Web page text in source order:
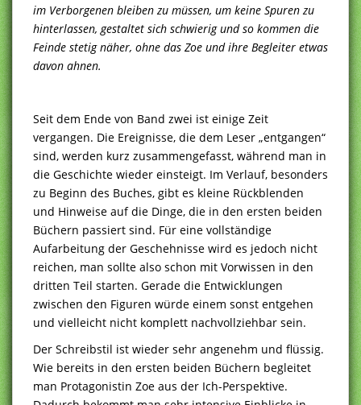
im Verborgenen bleiben zu müssen, um keine Spuren zu
hinterlassen, gestaltet sich schwierig und so kommen die
Feinde stetig näher, ohne das Zoe und ihre Begleiter etwas
davon ahnen.
Seit dem Ende von Band zwei ist einige Zeit
vergangen. Die Ereignisse, die dem Leser „entgangen“
sind, werden kurz zusammengefasst, während man in
die Geschichte wieder einsteigt. Im Verlauf, besonders
zu Beginn des Buches, gibt es kleine Rückblenden
und Hinweise auf die Dinge, die in den ersten beiden
Büchern passiert sind. Für eine vollständige
Aufarbeitung der Geschehnisse wird es jedoch nicht
reichen, man sollte also schon mit Vorwissen in den
dritten Teil starten. Gerade die Entwicklungen
zwischen den Figuren würde einem sonst entgehen
und vielleicht nicht komplett nachvollziehbar sein.
Der Schreibstil ist wieder sehr angenehm und flüssig.
Wie bereits in den ersten beiden Büchern begleitet
man Protagonistin Zoe aus der Ich-Perspektive.